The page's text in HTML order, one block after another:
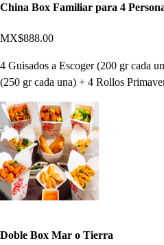
China Box Familiar para 4
MX$888.00
4 Guisados a Escoger (200 gr cada
(250 gr cada una) + 4 Rollos
Doble Box Mar o Tierra